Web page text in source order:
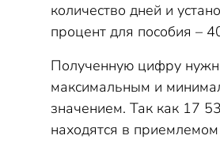
количество дней и
процент для пособия –
Полученную цифру
максимальным и
значением. Так как 17
находятся в